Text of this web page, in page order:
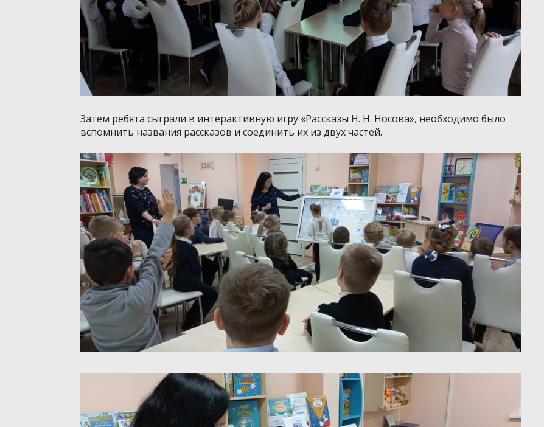
Затем ребята сыграли в интерактивную игру «Рассказы Н. Н. Носова», необходимо было
вспомнить названия рассказов и соединить их из двух частей.